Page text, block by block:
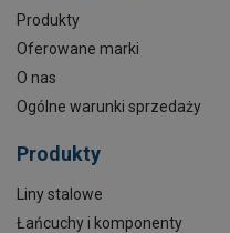
Produkty
Oferowane marki
O nas
Ogólne warunki sprzedaży
Produkty
Liny stalowe
Łańcuchy i komponenty